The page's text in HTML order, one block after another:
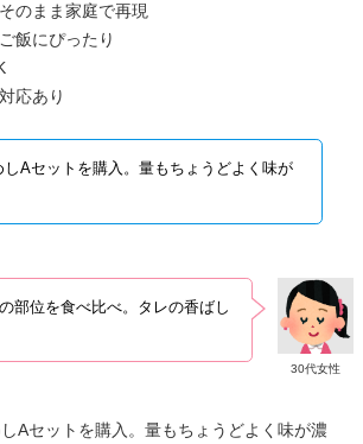
のまま家庭で再現
飯にぴったり
応あり
しAセットを購入。量もちょうどよく味が
30代女性
部位を食べ比べ。タレの香ばし
Aセットを購入。量もちょうどよく味が濃